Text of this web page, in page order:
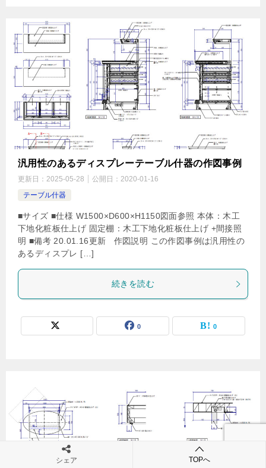
汎用性のあるディスプレーテーブル什器の作図事例
更新日： 2025-05-28 公開日： 2020-01-16
テーブル什器
■サイズ ■仕様 W1500×D600×H1150図面参照 本体：木工
下地化粧板仕上げ 固定棚：木工下地化粧板仕上げ +間接照
明 ■備考 20.01.16更新 作図説明 この作図事例は汎用性の
あるディスプレ […]
続きを読む
0 0
シェア TOPへ